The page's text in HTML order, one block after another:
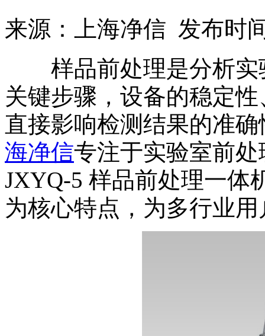
来源：上海净信 发布时
样品前处理是分析实
关键步骤，设备的稳定
直接影响检测结果的准
海净信专注于实验室前
JXYQ‑5 样品前处理一
为核心特点，为多行业